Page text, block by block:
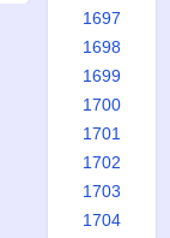
1697
1698
1699
1700
1701
1702
1703
1704